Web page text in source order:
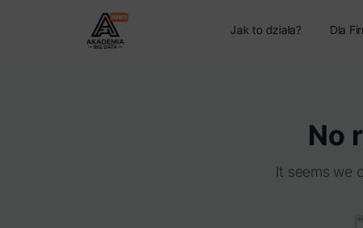
Jak to działa? Dla
No
It seems we